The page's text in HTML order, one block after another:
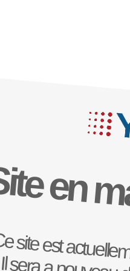
en
site est